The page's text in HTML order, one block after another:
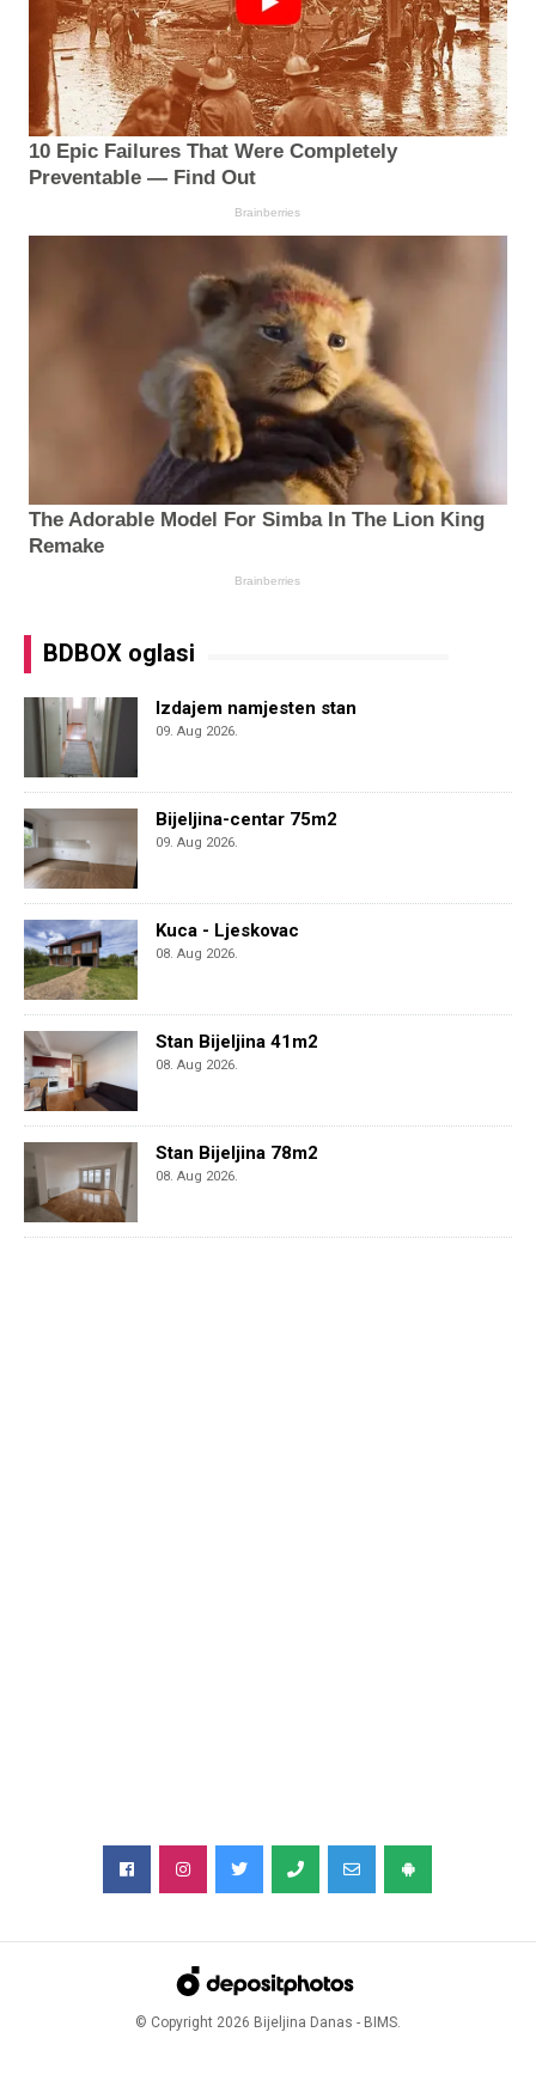
BDBOX oglasi
Izdajem namjesten stan
09. Aug 2026.
Bijeljina-centar 75m2
09. Aug 2026.
Kuca - Ljeskovac
08. Aug 2026.
Stan Bijeljina 41m2
08. Aug 2026.
Stan Bijeljina 78m2
08. Aug 2026.
© Copyright 2026 Bijeljina Danas - BIMS.